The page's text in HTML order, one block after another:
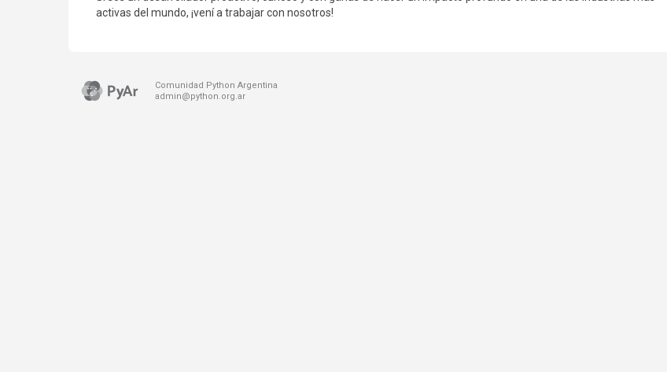
activas del mundo, ¡vení a trabajar con nosotros!
Comunidad Python Argentina
admin@python.org.ar